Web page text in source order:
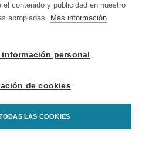
el contenido y publicidad en nuestro
apropiadas. Más información
información personal
de cookies
LAS COOKIES